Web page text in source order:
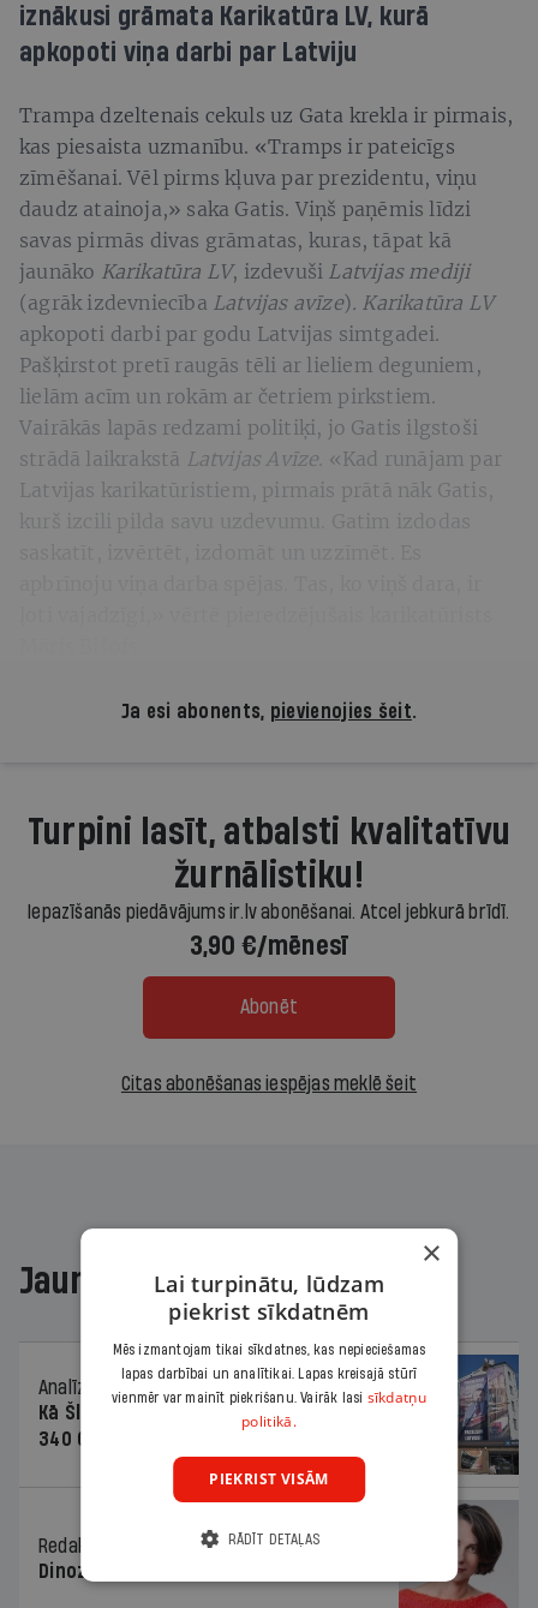
iznākusi grāmata Karikatūra LV, kurā
apkopoti viņa darbi par Latviju
Trampa dzeltenais cekuls uz Gata krekla ir pirmais,
kas piesaista uzmanību. «Tramps ir pateicīgs
zīmēšanai. Vēl pirms kļuva par prezidentu, viņu
daudz atainoja,» saka Gatis. Viņš paņēmis līdzi
savas pirmās divas grāmatas, kuras, tāpat kā
jaunāko Karikatūra LV, izdevuši Latvijas mediji
(agrāk izdevniecība Latvijas avīze). Karikatūra LV
apkopoti darbi par godu Latvijas simtgadei.
Pašķirstot pretī raugās tēli ar lieliem deguniem,
lielām acīm un rokām ar četriem pirkstiem.
Vairākās lapās redzami politiķi, jo Gatis ilgstoši
strādā laikrakstā Latvijas Avīze . «Kad runājam par
Latvijas karikatūristiem, pirmais prātā nāk Gatis,
kurš izcili pilda savu uzdevumu. Gatim izdodas
Ja esi abonents, pievienojies šeit.
Turpini lasīt, atbalsti kvalitatīvu
žurnālistiku!
Iepazīšanās piedāvājums ir.lv abonēšanai. Atcel jebkurā brīdī.
3,90 €/mēnesī
Abonēt
Citas abonēšanas iespējas meklē šeit
Jaunākajā žurnālā
Analīze
06.08.2026.
Kā Šlesera partija palika nesodīta par
340 000 vērtu reklāmas kampaņu
Redaktores sleja
06.08.2026.
Dinozaura triks
×
Lai turpinātu, lūdzam
piekrist sīkdatnēm
Mēs izmantojam tikai sīkdatnes, kas nepieciešamas
lapas darbībai un analītikai. Lapas kreisajā stūrī
vienmēr var mainīt piekrišanu. Vairāk lasi sīkdatņu
politikā.
PIEKRIST VISĀM
RĀDĪT DETAĻAS